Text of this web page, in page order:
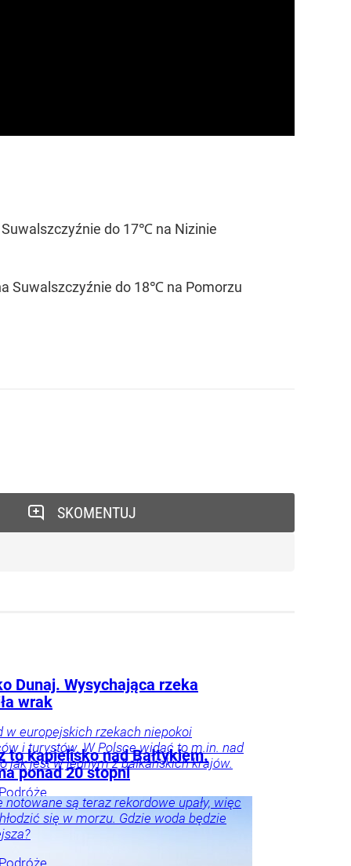
do 17℃ na Nizinie
Suwalszczyźnie do 18℃ na Pomorzu
SKOMENTUJ
Dunaj. Wysychająca rzeka
wrak
w europejskich rzekach niepokoi
i turystów. W Polsce widać to m.in. nad
jak jest w jednym z bałkańskich krajów.
to kąpielisko nad Bałtykiem.
ponad 20 stopni
notowane są teraz rekordowe upały, więc
się w morzu. Gdzie woda będzie